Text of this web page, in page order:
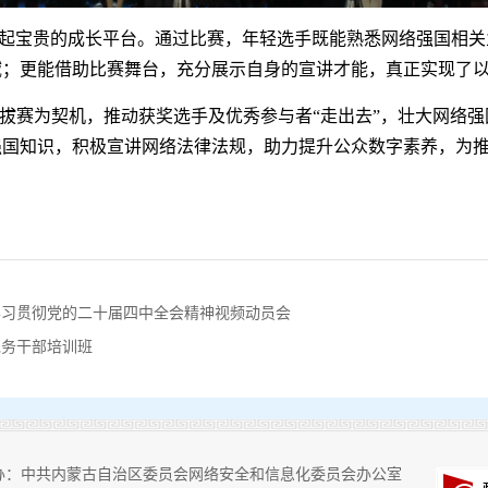
宝贵的成长平台。通过比赛，年轻选手既能熟悉网络强国相
更能借助比赛舞台，充分展示自身的宣讲才能，真正实现了
赛为契机，推动获奖选手及优秀参与者“走出去”，壮大网络
知识，积极宣讲网络法律法规，助力提升公众数字素养，为
贯彻党的二十届四中全会精神视频动员会
干部培训班
：中共内蒙古自治区委员会网络安全和信息化委员会办公室